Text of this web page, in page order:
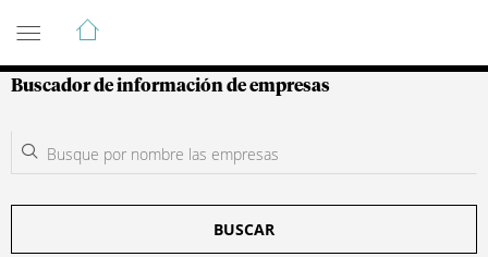
Guía de Empresas Colombianas
Buscador de información de empresas
BUSCAR